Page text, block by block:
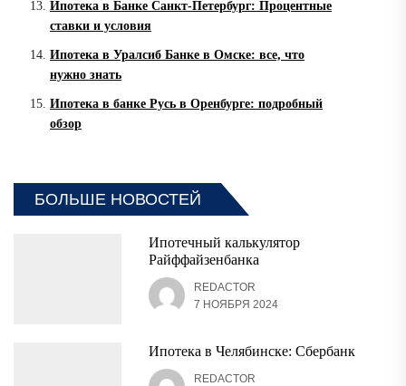
Ипотека в Банке Санкт-Петербург: Процентные
ставки и условия
Ипотека в Уралсиб Банке в Омске: все, что
нужно знать
Ипотека в банке Русь в Оренбурге: подробный
обзор
БОЛЬШЕ НОВОСТЕЙ
Ипотечный калькулятор
Райффайзенбанка
REDACTOR
7 НОЯБРЯ 2024
Ипотека в Челябинске: Сбербанк
REDACTOR